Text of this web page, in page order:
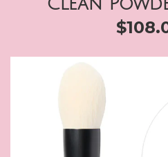
Clean